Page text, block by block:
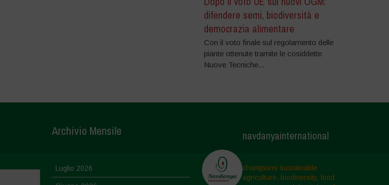
difendere semi, biodiversità e
democrazia alimentare
Con il voto finale sul regolamento delle
piante ottenute tramite le cosiddette
Nuove Tecniche...
Archivio Mensile
Luglio 2026
navdanyainternational
champions sustainable
agriculture, biodiversity, food